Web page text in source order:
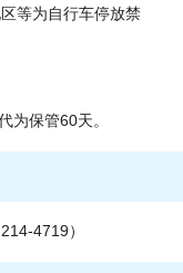
等为自行车停放禁
为保管60天。
4719）